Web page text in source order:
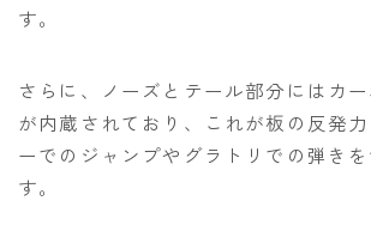
す。
さらに、ノーズとテール部分にはカ
が内蔵されており、これが板の反発
ーでのジャンプやグラトリでの弾き
す。